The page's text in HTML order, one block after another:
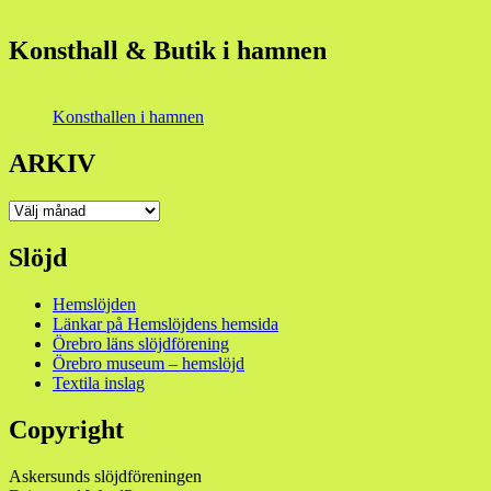
Konsthall & Butik i hamnen
Konsthallen i hamnen
ARKIV
ARKIV
Slöjd
Hemslöjden
Länkar på Hemslöjdens hemsida
Örebro läns slöjdförening
Örebro museum – hemslöjd
Textila inslag
Copyright
Askersunds slöjdföreningen